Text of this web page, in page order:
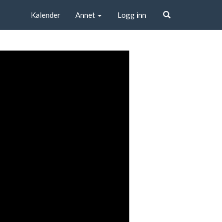
Kalender Annet Logg inn